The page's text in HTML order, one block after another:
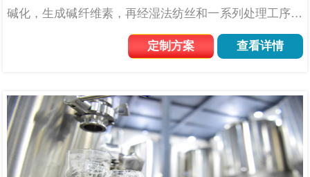
碱化，生成碱纤维素，再经湿法纺丝和一系列处理工序加
工后成为粘胶纤维。粘胶短纤维吸湿性好，可纺性优良，
可用于各类服装及装饰用纺织品。但是在粘胶短纤维的生
定制方案 查看详情